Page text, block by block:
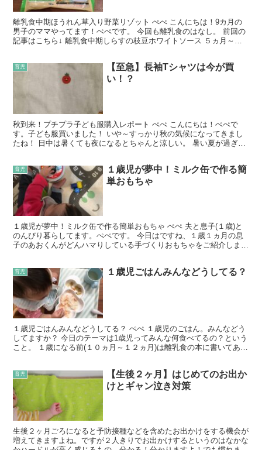
離乳食中期ほうれん草入り野菜リゾット ぺぺ こんにちは！9カ月の
男子のママやってます！ぺぺです。 今回も離乳食のはなし。 前回の
記事はこちら↓ 離乳食中期しらすの枝豆ホワイトソース ５ヵ月～Ｏ
育児
【至急】長袖Tシャツは今が買
い！？
秋到来！プチプラ子ども服購入レポート ぺぺ こんにちは！ぺぺで
す。子ども服買いました！ いや～すっかり秋の気候になってきまし
たね！ 日中は暑くても夜になるとちゃんと涼しい。 暑い夏が過ぎ
育児
１歳児が夢中！ミルク缶で作る簡
単おもちゃ
１歳児が夢中！ミルク缶で作る簡単おもちゃ ぺぺ 夫と息子(１歳)と
のんびり暮らしてます。ぺぺです。 今日はですね、１歳１ヵ月の息
子のあおくんがどんハマりしている手づくりおもちゃをご紹介しま
育児 １歳児ごはんみんなどうしてる？
１歳児ごはんみんなどうしてる？ ぺぺ １歳児のごはん。みんなどう
してますか？ 今日のテーマは1歳児ってみんな何食べてるの？という
こと。 １歳になる前(１０ヵ月～１２ヵ月)は離乳食の本に書いてある
育児
【生後２ヶ月】はじめてのお出か
けとギャン泣き対策
生後２ヶ月ごろになると予防接種などを含めたお出かけをする機会が
増えてきますよね。ですが２人きりでお出かけするというのはなかな